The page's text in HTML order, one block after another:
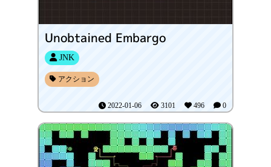
Unobtained Embargo
JNK
アクション
2022-01-06 3101 496 0